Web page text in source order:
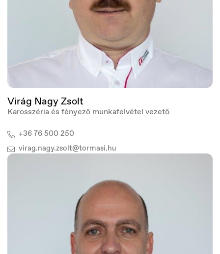
Nederland
Nederlands
Virág Nagy Zsolt
Karosszéria és fényező munkafelvétel vezető
+36 76 500 250
virag.nagy.zsolt@tormasi.hu